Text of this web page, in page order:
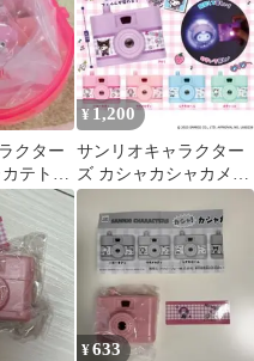
クター
テトラ
メロデ
¥ 1,200
サンリオキャラクター
ズ カシャカシャカメラ
全5種 ガチャ 3種セット
¥633